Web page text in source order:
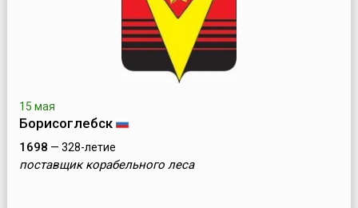
15 мая
Борисоглебск
1698 — 328-летие
поставщик корабельного леса